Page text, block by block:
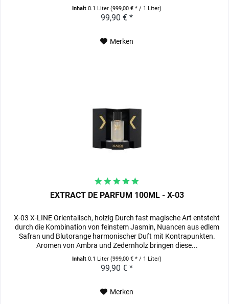
Inhalt0.1 Liter(999,00 € * / 1 Liter)
99,90 € *
Merken
EXTRACT DE PARFUM 100ML - X-03
X-03 X-LINE Orientalisch, holzig Durch fast magische Art entsteht
durch die Kombination von feinstem Jasmin, Nuancen aus edlem
Safran und Blutorange harmonischer Duft mit Kontrapunkten.
Aromen von Ambra und Zedernholz bringen diese...
Inhalt0.1 Liter(999,00 € * / 1 Liter)
99,90 € *
Merken